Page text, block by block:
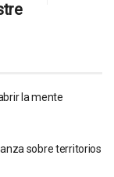
la mente
sobre territorios